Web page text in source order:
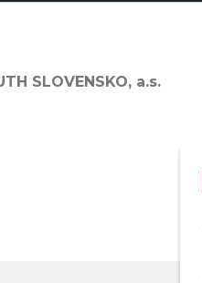
SLOVENSKO, a.s.